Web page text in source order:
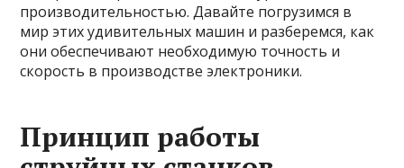
производительностью. Давайте погрузимся в
мир этих удивительных машин и разберемся, как
они обеспечивают необходимую точность и
скорость в производстве электроники.
Принцип работы